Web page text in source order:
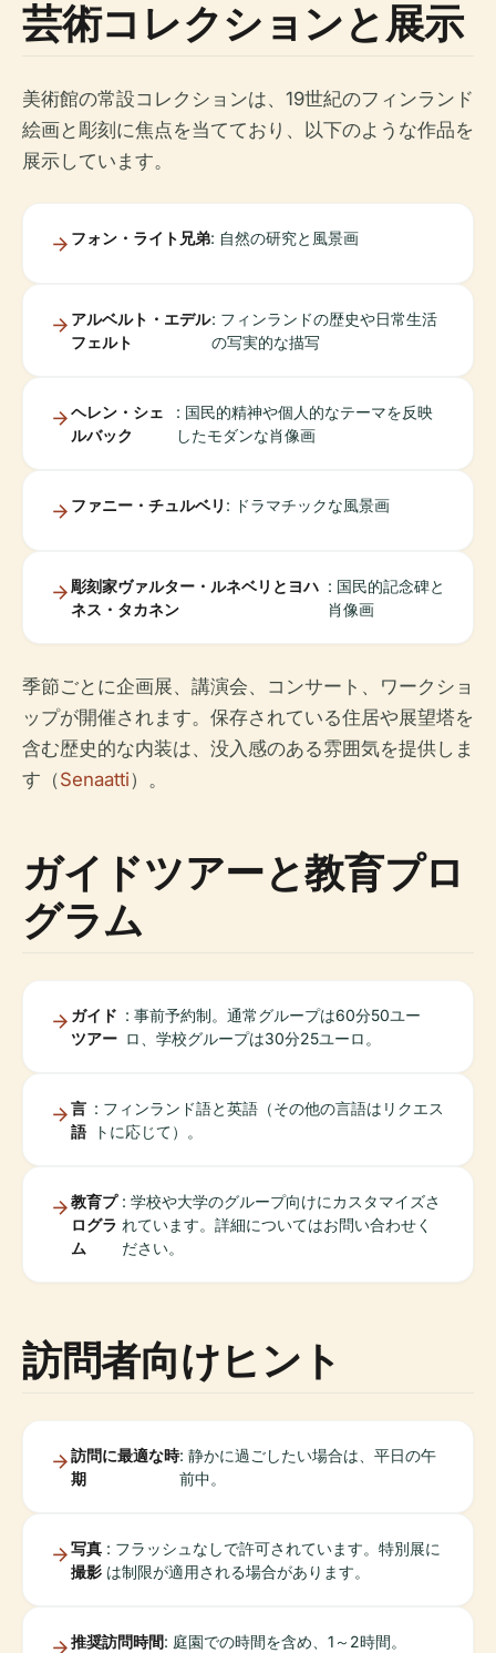
芸術コレクションと展示
美術館の常設コレクションは、19世紀のフィンランド
絵画と彫刻に焦点を当てており、以下のような作品を
展示しています。
フォン・ライト兄弟: 自然の研究と風景画
アルベルト・エデル
フェルト
: フィンランドの歴史や日常生活
の写実的な描写
ヘレン・シェ
ルバック
: 国民的精神や個人的なテーマを反映
したモダンな肖像画
ファニー・チュルベリ : ドラマチックな風景画
彫刻家ヴァルター・ルネベリとヨハ
ネス・タカネン
: 国民的記念碑と
肖像画
季節ごとに企画展、講演会、コンサート、ワークショ
ップが開催されます。保存されている住居や展望塔を
含む歴史的な内装は、没入感のある雰囲気を提供しま
す（Senaatti）。
ガイドツアーと教育プロ
グラム
ガイド
ツアー
: 事前予約制。通常グループは60分50ユー
ロ、学校グループは30分25ユーロ。
言
語
: フィンランド語と英語（その他の言語はリクエス
トに応じて）。
教育プ
ログラ
ム
: 学校や大学のグループ向けにカスタマイズさ
れています。詳細についてはお問い合わせく
ださい。
訪問者向けヒント
訪問に最適な時
期
: 静かに過ごしたい場合は、平日の午
前中。
写真
撮影
: フラッシュなしで許可されています。特別展に
は制限が適用される場合があります。
推奨訪問時間: 庭園での時間を含め、1～2時間。